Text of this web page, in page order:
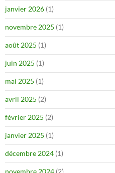
janvier 2026 (1)
novembre 2025 (1)
août 2025 (1)
juin 2025 (1)
mai 2025 (1)
avril 2025 (2)
février 2025 (2)
janvier 2025 (1)
décembre 2024 (1)
novembre 2024 (2)